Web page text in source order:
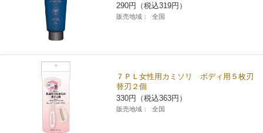
コインランドリー（店舗限定）
自転車シェアリング（店舗限定）
モバイルバッテリーシェアリング（店舗限定）
セブン‐イレブンの「商品力」
セブン-イレブンの歴史
290円（税込319円）
販売地域： 全国
７ＰＬ女性用カミソリ ボディ用５枚刃
替刃２個
330円（税込363円）
販売地域： 全国